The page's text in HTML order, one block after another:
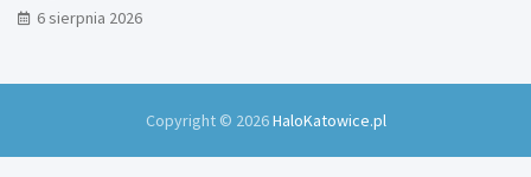
6 sierpnia 2026
Copyright © 2026HaloKatowice.pl